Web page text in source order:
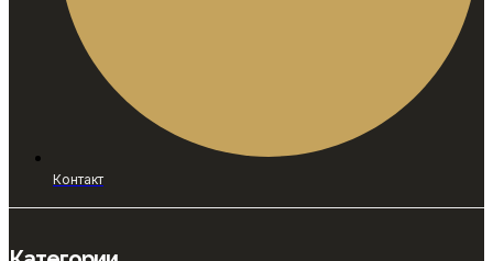
Контакт